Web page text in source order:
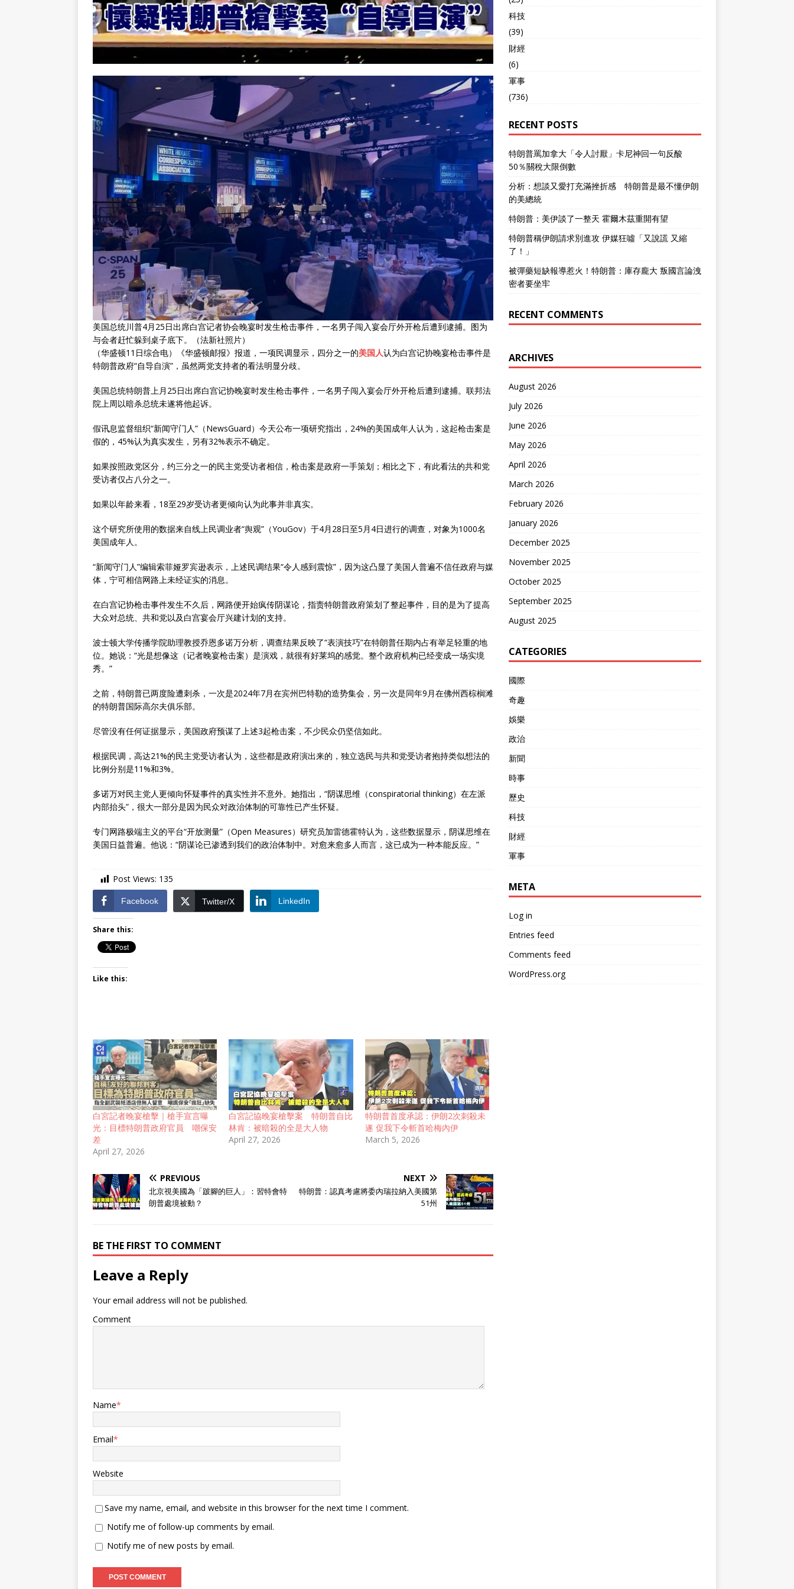
美国总统川普4月25日出席白宫记者协会晚宴时发生枪击事件，一名男子闯入宴会厅外开枪后遭到逮捕。图为
与会者赶忙躲到桌子底下。（法新社照片）
（华盛顿11日综合电）《华盛顿邮报》报道，一项民调显示，四分之一的美国人认为白宫记协晚宴枪击事件是
特朗普政府“自导自演”，虽然两党支持者的看法明显分歧。
美国总统特朗普上月25日出席白宫记协晚宴时发生枪击事件，一名男子闯入宴会厅外开枪后遭到逮捕。联邦法
院上周以暗杀总统未遂将他起诉。
假讯息监督组织“新闻守门人”（NewsGuard）今天公布一项研究指出，24%的美国成年人认为，这起枪击案是
假的，45%认为真实发生，另有32%表示不确定。
如果按照政党区分，约三分之一的民主党受访者相信，枪击案是政府一手策划；相比之下，有此看法的共和党
受访者仅占八分之一。
如果以年龄来看，18至29岁受访者更倾向认为此事并非真实。
这个研究所使用的数据来自线上民调业者“舆观”（YouGov）于4月28日至5月4日进行的调查，对象为1000名
美国成年人。
“新闻守门人”编辑索菲娅罗宾逊表示，上述民调结果“令人感到震惊”，因为这凸显了美国人普遍不信任政府与媒
体，宁可相信网路上未经证实的消息。
在白宫记协枪击事件发生不久后，网路便开始疯传阴谋论 ，指责特朗普政府策划了整起事件，目的是为了提高
大众对总统、共和党以及白宫宴会厅兴建计划的支持。
波士顿大学传播学院助理教授乔恩多诺万分析，调查结果反映了“表演技巧”在特朗普任期内占有举足轻重的地
位。她说：“光是想像这（记者晚宴枪击案）是演戏，就很有好莱坞的感觉。整个政府机构已经变成一场实境
秀。”
之前，特朗普已两度险遭刺杀，一次是2024年7月在宾州巴特勒的造势集会，另一次是同年9月在佛州西棕榈滩
的特朗普国际高尔夫俱乐部。
尽管没有任何证据显示，美国政府预谋了上述3起枪击案，不少民众仍坚信如此。
根据民调，高达21%的民主党受访者认为，这些都是政府演出来的，独立选民与共和党受访者抱持类似想法的
比例分别是11%和3%。
多诺万对民主党人更倾向怀疑事件的真实性并不意外。她指出，“阴谋思维（conspiratorial thinking）在左派
内部抬头”，很大一部分是因为民众对政治体制的可靠性已产生怀疑。
专门网路极端主义的平台“开放测量”（Open Measures）研究员加雷德霍特认为，这些数据显示，阴谋思维在
美国日益普遍。他说：“阴谋论已渗透到我们的政治体制中。对愈来愈多人而言，这已成为一种本能反应。”
Post Views: 135
Facebook Twitter/X LinkedIn
Share this:
Like this:
白宮記者晚宴槍擊｜槍手宣言曝
光：目標特朗普政府官員 嘲保安
差
April 27, 2026
白宮記協晚宴槍擊案 特朗普自比
林肯：被暗殺的全是大人物
April 27, 2026
特朗普首度承認：伊朗2次刺殺未
遂 促我下令斬首哈梅內伊
March 5, 2026
PREVIOUS
北京視美國為「跛腳的巨人」：習特會特
朗普處境被動？
NEXT
特朗普：認真考慮將委內瑞拉納入美國第
51州
BE THE FIRST TO COMMENT
Leave a Reply
Your email address will not be published.
Comment
Name*
Email*
Website
Save my name, email, and website in this browser for the next time I comment.
Notify me of follow-up comments by email.
Notify me of new posts by email.
科技
(39)
財經
(6)
軍事
(736)
RECENT POSTS
特朗普罵加拿大「令人討厭」卡尼神回一句反酸
50％關稅大限倒數
分析：想談又愛打充滿挫折感 特朗普是最不懂伊朗
的美總統
特朗普：美伊談了一整天 霍爾木茲重開有望
特朗普稱伊朗請求別進攻 伊媒狂噓「又說謊 又縮
了！」
被彈藥短缺報導惹火！特朗普：庫存龐大 叛國言論洩
密者要坐牢
RECENT COMMENTS
ARCHIVES
August 2026
July 2026
June 2026
May 2026
April 2026
March 2026
February 2026
January 2026
December 2025
November 2025
October 2025
September 2025
August 2025
CATEGORIES
國際
奇趣
娛樂
政治
新聞
時事
歷史
科技
財經
軍事
META
Log in
Entries feed
Comments feed
WordPress.org